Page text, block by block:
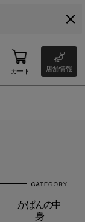
カート 店舗情報
かばんの中
身